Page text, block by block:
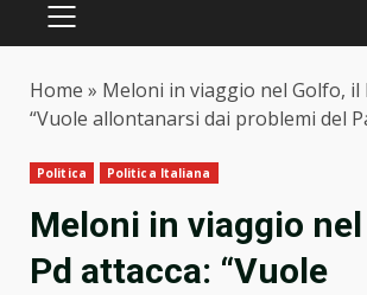
PRIMARY
Home » Meloni in viaggio nel Golfo, il
“Vuole allontanarsi dai problemi del
Politica Politica Italiana
Meloni in viaggio
Pd attacca: “Vuole